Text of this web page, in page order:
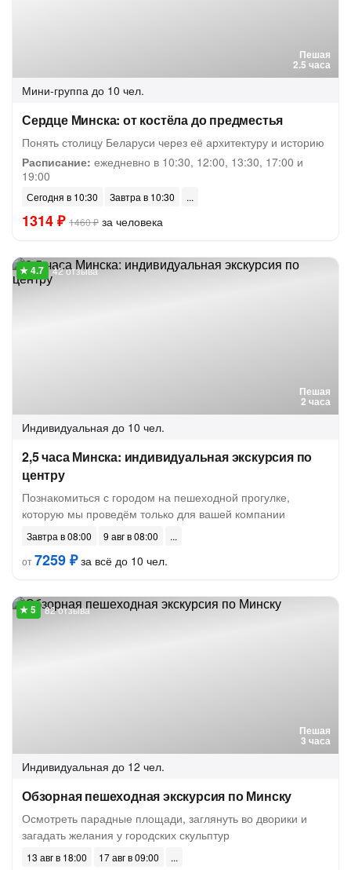
Пешая
2.5 часа
Мини-группа до 10 чел.
Сердце Минска: от костёла до предместья
Понять столицу Беларуси через её архитектуру и историю
Расписание: ежедневно в 10:30, 12:00, 13:30, 17:00 и
19:00
Сегодня в 10:30 Завтра в 10:30
1314 ₽ 1460 ₽ за человека
Пешая
2 часа
42 отзыва
Индивидуальная до 10 чел.
2,5 часа Минска: индивидуальная экскурсия по
центру
Познакомиться с городом на пешеходной прогулке,
которую мы проведём только для вашей компании
Завтра в 08:00
9 авг в 08:00
от7259 ₽за всё до 10 чел.
Пешая
3 часа
82 отзыва
Индивидуальная до 12 чел.
Обзорная пешеходная экскурсия по Минску
Осмотреть парадные площади, заглянуть во дворики и
загадать желания у городских скульптур
13 авг в 18:00
17 авг в 09:00